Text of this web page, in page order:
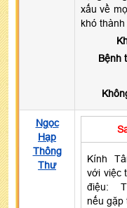
xấu về
khó thành
Bệnh
Ngọc
Hạp
Thông
Thư
Kính
với việc
điệu:
nếu gặp